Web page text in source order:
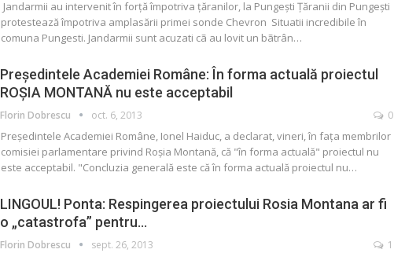
Jandarmii au intervenit în forță împotriva țăranilor, la Pungești Țăranii din Pungești
protestează împotriva amplasării primei sonde Chevron Situatii incredibile în
comuna Pungesti. Jandarmii sunt acuzati cã au lovit un bãtrân…
Preşedintele Academiei Române: În forma actuală proiectul
ROŞIA MONTANĂ nu este acceptabil
Florin Dobrescu oct. 6, 2013 0
Preşedintele Academiei Române, Ionel Haiduc, a declarat, vineri, în faţa membrilor
comisiei parlamentare privind Roşia Montană, că "în forma actuală" proiectul nu
este acceptabil. "Concluzia generală este că în forma actuală proiectul nu…
LINGOUL! Ponta: Respingerea proiectului Rosia Montana ar fi
o „catastrofa” pentru…
Florin Dobrescu sept. 26, 2013 1